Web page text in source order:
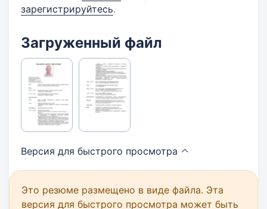
зарегистрируйтесь.
Загруженный файл
Версия для быстрого просмотра
Это резюме размещено в виде файла. Эта
версия для быстрого просмотра может быть